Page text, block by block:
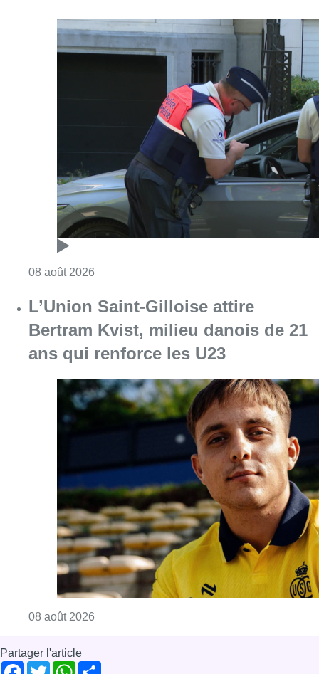
08 août 2026
L’Union Saint-Gilloise attire
Bertram Kvist, milieu danois de 21
ans qui renforce les U23
08 août 2026
Partager l'article
Facebook
TwitterWhatsApp